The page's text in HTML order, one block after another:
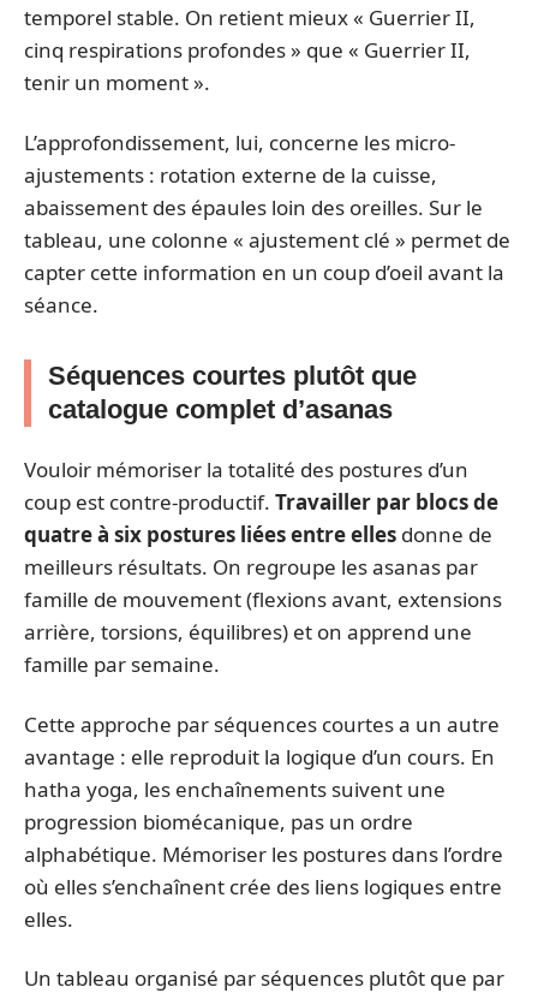
temporel stable. On retient mieux « Guerrier II,
cinq respirations profondes » que « Guerrier II,
tenir un moment ».
L’approfondissement, lui, concerne les micro-
ajustements : rotation externe de la cuisse,
abaissement des épaules loin des oreilles. Sur le
tableau, une colonne « ajustement clé » permet de
capter cette information en un coup d’oeil avant la
séance.
Séquences courtes plutôt que
catalogue complet d’asanas
Vouloir mémoriser la totalité des postures d’un
coup est contre-productif. Travailler par blocs de
quatre à six postures liées entre elles donne de
meilleurs résultats. On regroupe les asanas par
famille de mouvement (flexions avant, extensions
arrière, torsions, équilibres) et on apprend une
famille par semaine.
Cette approche par séquences courtes a un autre
avantage : elle reproduit la logique d’un cours. En
hatha yoga, les enchaînements suivent une
progression biomécanique, pas un ordre
alphabétique. Mémoriser les postures dans l’ordre
où elles s’enchaînent crée des liens logiques entre
elles.
Un tableau organisé par séquences plutôt que par